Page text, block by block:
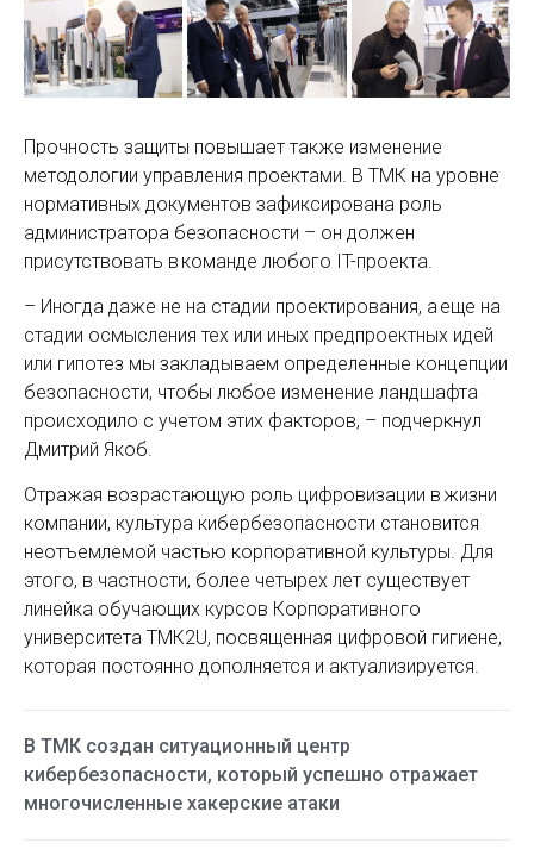
Прочность защиты повышает также изменение
методологии управления проектами. В ТМК на уровне
нормативных документов зафиксирована роль
администратора безопасности – он должен
присутствовать в команде любого IT-проекта.
– Иногда даже не на стадии проектирования, а еще на
стадии осмысления тех или иных предпроектных идей
или гипотез мы закладываем определенные концепции
безопасности, чтобы любое изменение ландшафта
происходило с учетом этих факторов, – подчеркнул
Дмитрий Якоб.
Отражая возрастающую роль цифровизации в жизни
компании, культура кибербезопасности становится
неотъемлемой частью корпоративной культуры. Для
этого, в частности, более четырех лет существует
линейка обучающих курсов Корпоративного
университета ТМК2U, посвященная цифровой гигиене,
которая постоянно дополняется и актуализируется.
В ТМК создан ситуационный центр
кибербезопасности, который успешно отражает
многочисленные хакерские атаки